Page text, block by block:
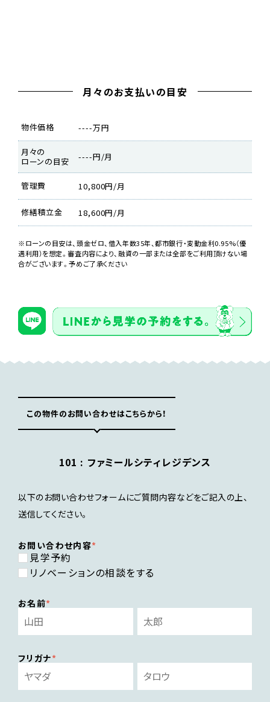
月々のお支払いの目安
物件価格 ----万円
月々の
ローンの目安
----円/月
管理費 10,800円/月
修繕積立金 18,600円/月
※ローンの目安は、頭金ゼロ、借入年数35年、都市銀行・変動金利0.95%（優
遇利用）を想定。審査内容により、融資の一部または全部をご利用頂けない場
合がございます。予めご了承ください
この物件のお問い合わせはこちらから！
101 : ファミールシティレジデンス
以下のお問い合わせフォームにご質問内容などをご記入の上、
送信してください。
お問い合わせ内容
見学予約
リノベーションの相談をする
お名前
フリガナ